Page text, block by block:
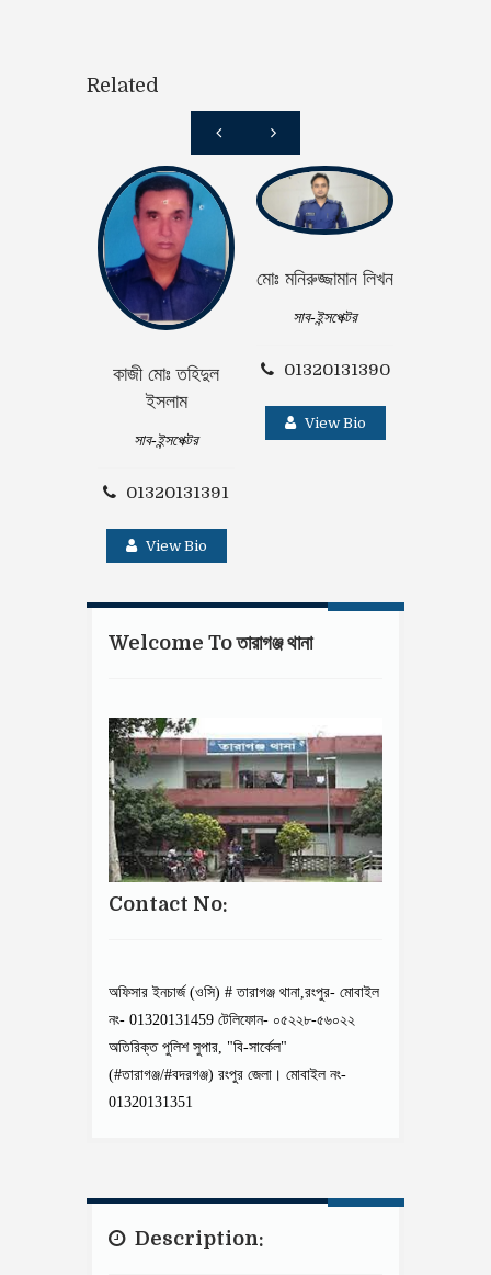
Related
কাজী মোঃ তহিদুল
ইসলাম
সাব-ইন্সপেক্টর
01320131391
View Bio
মোঃ মনিরুজ্জামান লিখন
সাব-ইন্সপেক্টর
01320131390
View Bio
Welcome To তারাগঞ্জ থানা
Contact No:
অফিসার ইনচার্জ (ওসি) # তারাগঞ্জ থানা,রংপুর- মোবাইল
নং- 01320131459 টেলিফোন- ০৫২২৮-৫৬০২২
অতিরিক্ত পুলিশ সুপার, "বি-সার্কেল"
(#তারাগঞ্জ/#বদরগঞ্জ) রংপুর জেলা। মোবাইল নং-
01320131351
Description: